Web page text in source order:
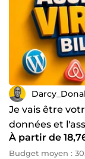
Je vais être
données et
À partir de
Budget moyen :